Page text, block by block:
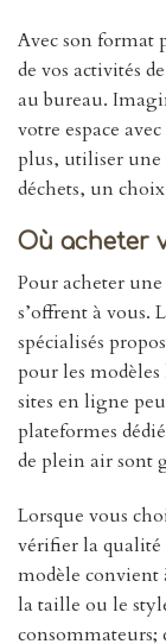
Avec son format
de vos activités
au bureau.
votre espace
plus, utiliser une
déchets, un
Où acheter
Pour acheter
s’offrent à vous.
spécialisés
pour les modèles
sites en ligne
plateformes
de plein air sont
Lorsque vous
vérifier la qualité
modèle convient
la taille ou le
consommateurs;